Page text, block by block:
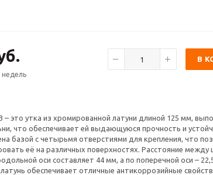
недель
В
– это утка из хромированной латуни длиной 125 мм,
что обеспечивает ей выдающуюся прочность и
базой с четырьмя отверстиями для крепления, что
её на различных поверхностях. Расстояние между
оси составляет 44 мм, а по поперечной оси –
обеспечивает отличные антикоррозийные